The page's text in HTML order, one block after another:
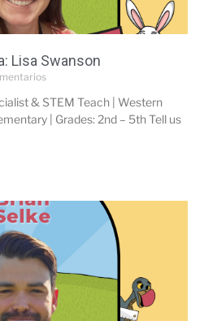
Lisa Swanson
& STEM Teach | Western
| Grades: 2nd – 5th Tell us